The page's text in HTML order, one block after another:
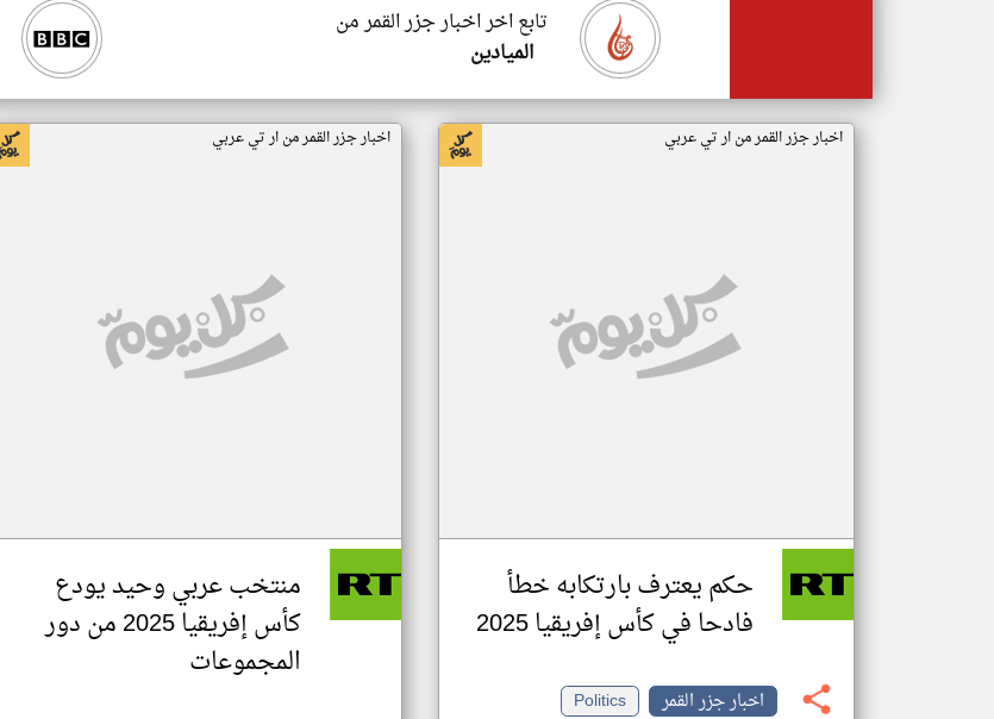
تابع اخر اخبار جزر القمر من
الميادين
اخبار جزر القمر من ار تي عربي
حكم يعترف بارتكابه خطأ
فادحا في كأس إفريقيا 2025
اخبار جزر القمر
Politics
اخبار جزر القمر من ار تي عربي
منتخب عربي وحيد يودع
كأس إفريقيا 2025 من دور
المجموعات